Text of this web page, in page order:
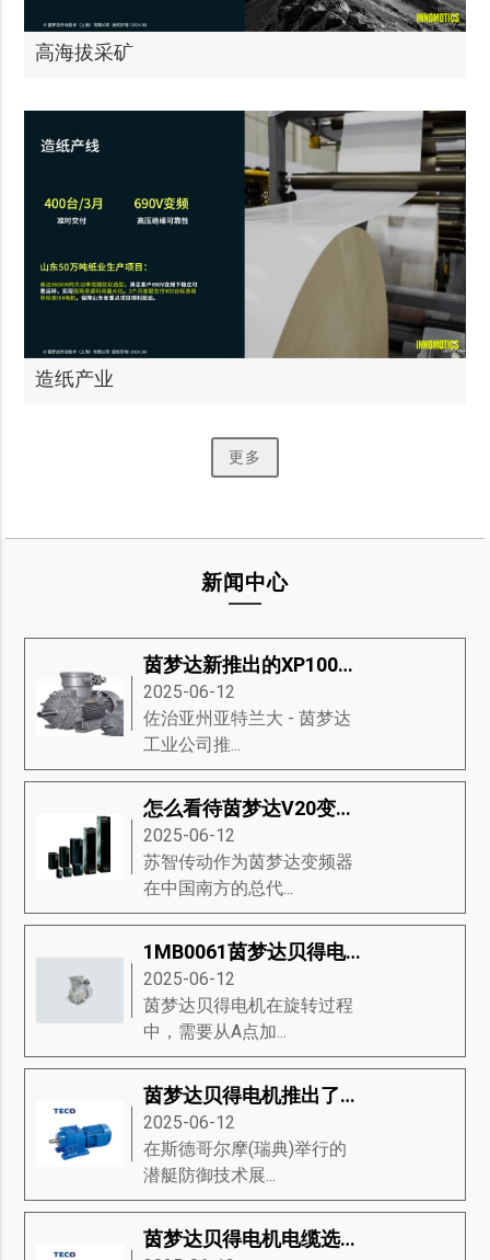
高海拔采矿
造纸产业
更多
新闻中心
茵梦达新推出的XP100防爆电机
2025-06-12
​佐治亚州亚特兰大 - 茵梦达
工业公司推...
怎么看待茵梦达V20变频器的市场趋势
2025-06-12
苏智传动作为茵梦达变频器
在中国南方的总代...
1MB0061茵梦达贝得电机驱动器流程的讲解与说明
2025-06-12
茵梦达贝得电机在旋转过程
中，需要从A点加...
茵梦达贝得电机推出了永磁推进的新型模块，是未来潜艇动力关键技术
2025-06-12
在斯德哥尔摩(瑞典)举行的
潜艇防御技术展...
茵梦达贝得电机电缆选择的要求？茵梦达贝得电机推荐